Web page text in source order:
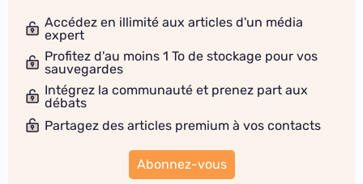
Accédez en illimité aux articles d'un média
expert
Profitez d'au moins 1 To de stockage pour vos
sauvegardes
Intégrez la communauté et prenez part aux
débats
Partagez des articles premium à vos contacts
Abonnez-vous